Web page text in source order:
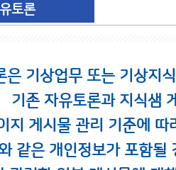
토론
은 기상업무 또는 기상지
기존 자유토론과 지식샘
지 게시물 관리 기준에
같은 개인정보가 포함